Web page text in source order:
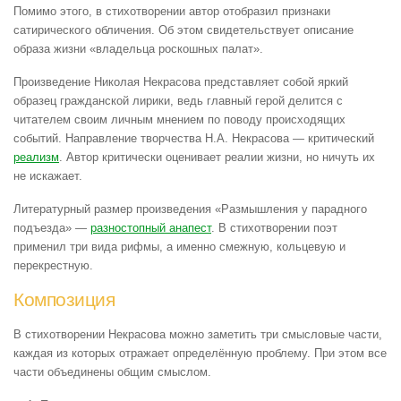
Помимо этого, в стихотворении автор отобразил признаки
сатирического обличения. Об этом свидетельствует описание
образа жизни «владельца роскошных палат».
Произведение Николая Некрасова представляет собой яркий
образец гражданской лирики, ведь главный герой делится с
читателем своим личным мнением по поводу происходящих
событий. Направление творчества Н.А. Некрасова — критический
реализм . Автор критически оценивает реалии жизни, но ничуть их
не искажает.
Литературный размер произведения «Размышления у парадного
подъезда» — разностопный анапест. В стихотворении поэт
применил три вида рифмы, а именно смежную, кольцевую и
перекрестную.
Композиция
В стихотворении Некрасова можно заметить три смысловые части,
каждая из которых отражает определённую проблему. При этом все
части объединены общим смыслом.